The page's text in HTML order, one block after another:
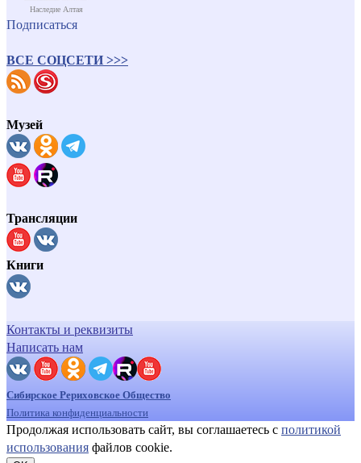
Наследие Алтая
Подписаться
ВСЕ СОЦСЕТИ >>>
Музей
Трансляции
Книги
Контакты и реквизиты
Написать нам
Сибирское Рериховское Общество
Политика конфиденциальности
Продолжая использовать сайт, вы соглашаетесь с политикой
использования файлов cookie.